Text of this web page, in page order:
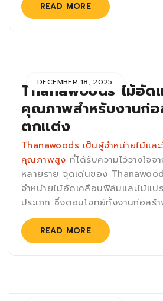
READ MORE
DECEMBER 18, 2025
Thanawoods ไม้อัด
คุณภาพสำหรับงานก่อ
ตกแต่ง
Thanawoods เป็นผู้จำหน่ายไม้แล
คุณภาพสูง ที่ได้รับความไว้วางใจจ
หลายราย จุดเด่นของ
จำหน่ายไม้อัดเคลือบฟิล์มและไม้แป
ประเภท ซึ่งตอบโจทย์ทั้งงานก่อสร้า
READ MORE